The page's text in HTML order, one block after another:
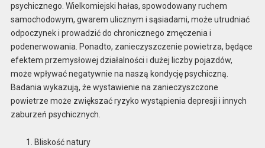
psychicznego. Wielkomiejski hałas, spowodowany ruchem
samochodowym, gwarem ulicznym i sąsiadami, może utrudniać
odpoczynek i prowadzić do chronicznego zmęczenia i
podenerwowania. Ponadto, zanieczyszczenie powietrza, będące
efektem przemysłowej działalności i dużej liczby pojazdów,
może wpływać negatywnie na naszą kondycję psychiczną.
Badania wykazują, że wystawienie na zanieczyszczone
powietrze może zwiększać ryzyko wystąpienia depresji i innych
zaburzeń psychicznych.
Bliskość natury